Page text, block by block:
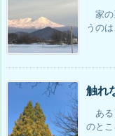
家の
うの
触れ
ある
のと